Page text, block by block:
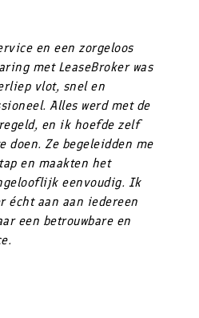
en een zorgeloos
met LeaseBroker was
vlot, snel en
Alles werd met de
en ik hoefde zelf
doen. Ze begeleidden me
en maakten het
eenvoudig. Ik
écht aan aan iedereen
een betrouwbare en